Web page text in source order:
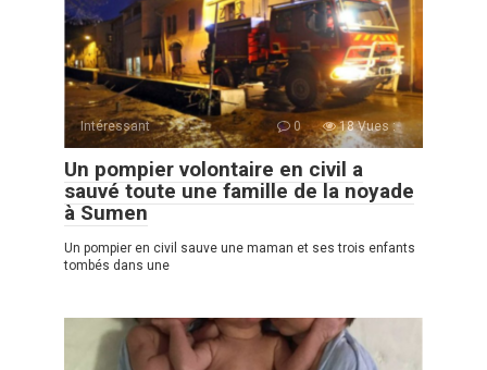
Intéressant 0 18 Vues :
Un pompier volontaire en civil a
sauvé toute une famille de la noyade
à Sumen
Un pompier en сivil sauve une maman et ses trois enfants
tombés dans une